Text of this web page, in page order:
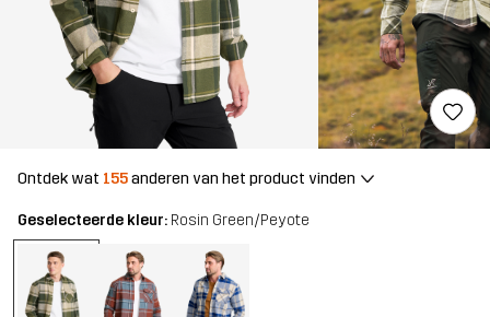
Ontdek wat 155anderen van het product vinden
Geselecteerde kleur: Rosin Green/Peyote